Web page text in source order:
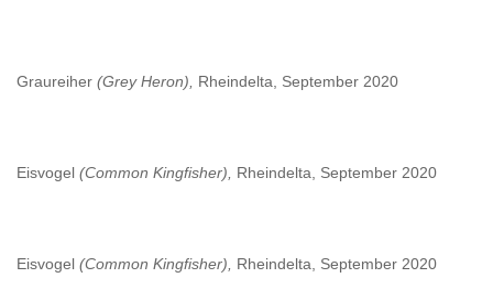
Graureiher (Grey Heron), Rheindelta, September 2020
Eisvogel (Common Kingfisher), Rheindelta, September 2020
Eisvogel (Common Kingfisher), Rheindelta, September 2020